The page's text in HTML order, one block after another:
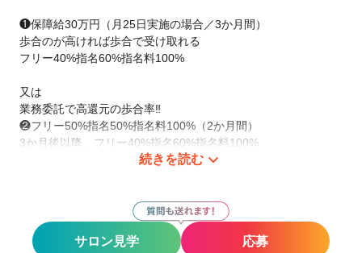
❶保障給30万円（月25日実施の場合／3か月間）
歩合のが高ければ歩合で受け取れる
フリー40%指名60%指名料100%
又は
業務委託で高還元の歩合率‼️
❷フリー50%指名50%指名料100%（2か月間）
3か月後以降、フリー40%指名60%指名料100%
間に合わせてプライベートの充実も可能です。
正社員では社保完備、育休手当など、どんな方でも安心して長
続きを読む
サロン見学 応募